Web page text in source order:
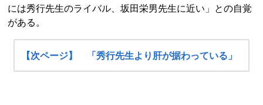
には秀行先生のライバル、坂田栄男先生に近い」との自覚
がある。
【次ページ】 「秀行先生より肝が据わっている」